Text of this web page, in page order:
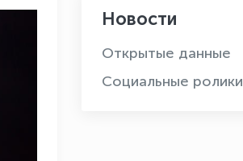
Новости
Открытые данные
Социальные ролики